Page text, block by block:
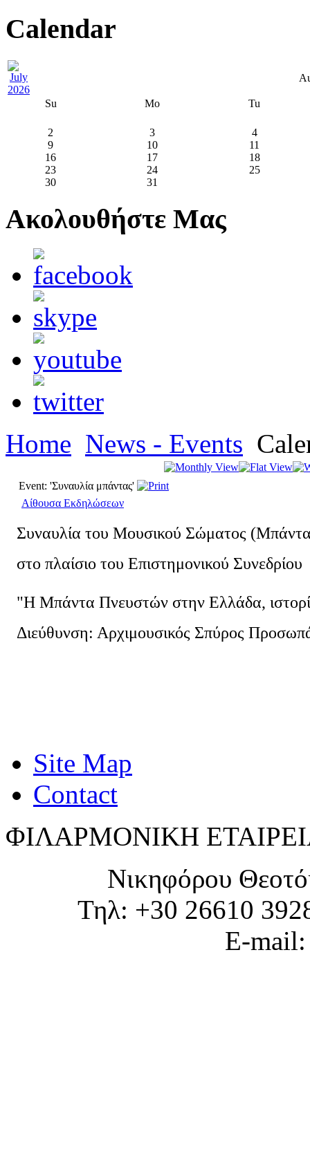
Calendar
Su Mo Tu
2 3
4
9
10
11
16
17
18
23
24
25
30
31
Ακολουθήστε Μας
Home News - Events
Event: 'Συναυλία μπάντας'
Αίθουσα Εκδηλώσεων
Συναυλία του Μουσικού Σώματος
στο πλαίσιο του Επιστημονικού Συνεδρίου
"Η Μπάντα Πνευστών στην Ελλάδα,
Διεύθυνση: Αρχιμουσικός Σπύρος
Site Map
Contact
ΦΙΛΑΡΜΟΝΙΚΗ
Νικηφόρου
Τηλ: +30 26610
E-